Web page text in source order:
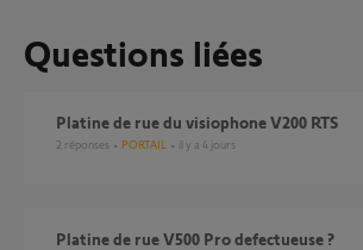
Questions liées
Platine de rue du visiophone V200 RTS
2 réponses PORTAIL il y a 4 jours
platine de rue V500 Pro defectueuse ?